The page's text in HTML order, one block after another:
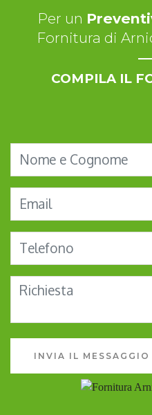
Per un
Fornitura di
COMPILA IL
INVIA IL MESSAGGIO